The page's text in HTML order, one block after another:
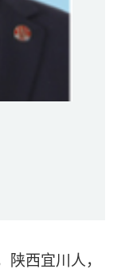
陕西宜川人，